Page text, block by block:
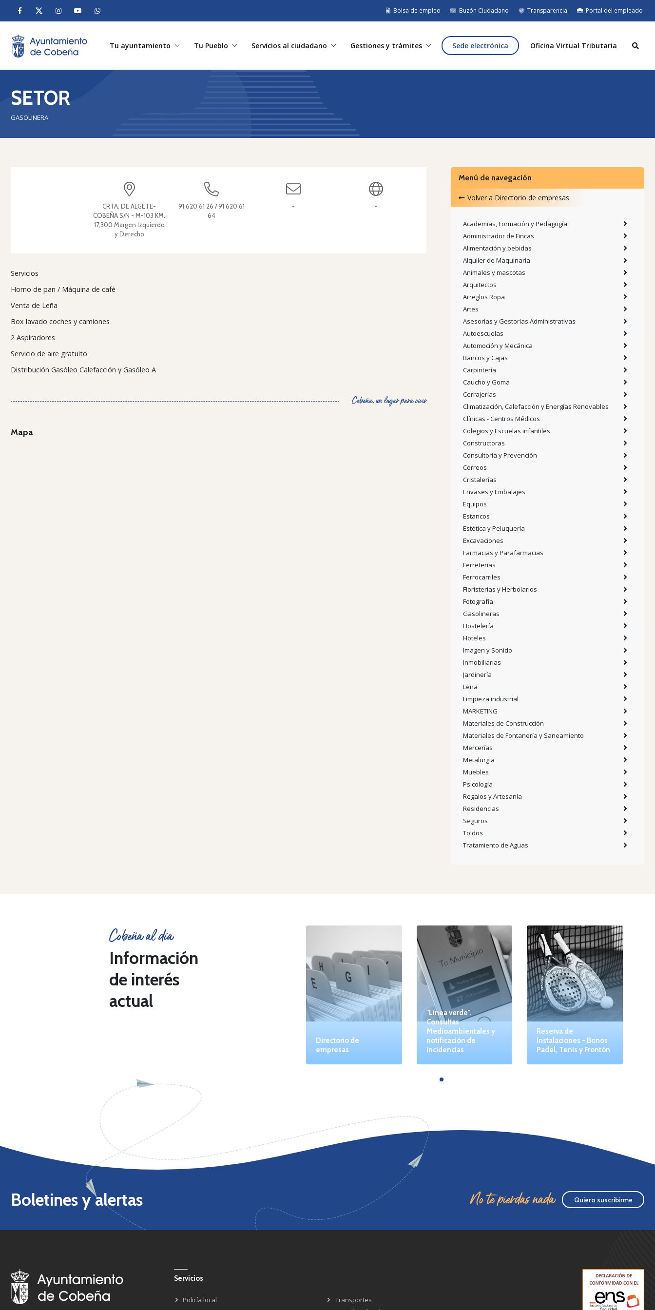
Bolsa de empleo Buzón Ciudadano Transparencia Portal del empleado
Tu ayuntamiento Tu Pueblo Servicios al ciudadano Gestiones y trámites Sede electrónica Oficina Virtual Tributaria
SETOR
GASOLINERA
CRTA. DE ALGETE-
COBEÑA S/N - M-103 KM.
17,300 Margen Izquierdo
y Derecho
91 620 61 26 / 91 620 61
64
- -
Servicios
Horno de pan / Máquina de café
Venta de Leña
Box lavado coches y camiones
2 Aspiradores
Servicio de aire gratuito.
Distribución Gasóleo Calefacción y Gasóleo A
Cobeña, un lugar para vivir
Mapa
Menú de navegación
Volver a Directorio de empresas
Academias, Formación y Pedagogía
Administrador de Fincas
Alimentación y bebidas
Alquiler de Maquinaría
Animales y mascotas
Arquitectos
Arreglos Ropa
Artes
Asesorías y Gestorías Administrativas
Autoescuelas
Automoción y Mecánica
Bancos y Cajas
Carpintería
Caucho y Goma
Cerrajerías
Climatización, Calefacción y Energías Renovables
Clínicas - Centros Médicos
Colegios y Escuelas infantiles
Constructoras
Consultoría y Prevención
Correos
Cristalerías
Envases y Embalajes
Equipos
Estancos
Estética y Peluquería
Excavaciones
Farmacias y Parafarmacias
Ferreterias
Ferrocarriles
Floristerías y Herbolarios
Fotografía
Gasolineras
Hostelería
Hoteles
Imagen y Sonido
Inmobiliarias
Jardinería
Leña
Limpieza industrial
MARKETING
Materiales de Construcción
Materiales de Fontanería y Saneamiento
Mercerías
Metalurgia
Muebles
Psicología
Regalos y Artesanía
Residencias
Seguros
Toldos
Tratamiento de Aguas
Cobeña al día
Información
de interés
actual
Directorio de
empresas
"Línea verde".
Consultas
Medioambientales y
notificación de
incidencias
Reserva de
Instalaciones - Bonos
Padel, Tenis y Frontón
Boletines y alertas No te pierdas nada Quiero suscribirme
Servicios
Policía local
Transportes